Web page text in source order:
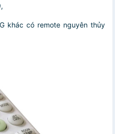
khác có remote nguyên thủy